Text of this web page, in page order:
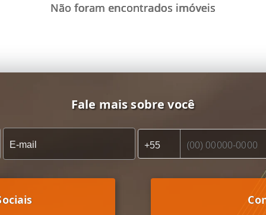
Não foram encontrados imóveis
Fale mais sobre você